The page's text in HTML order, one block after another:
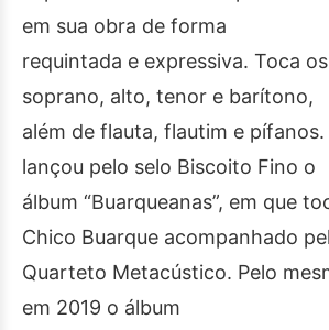
em sua obra de forma
requintada e expressiva. Toca
soprano, alto, tenor e barítono,
além de flauta, flautim e pífanos.
lançou pelo selo Biscoito Fino o
álbum “Buarqueanas”, em que
Chico Buarque acompanhado
Quarteto Metacústico. Pelo
em 2019 o álbum